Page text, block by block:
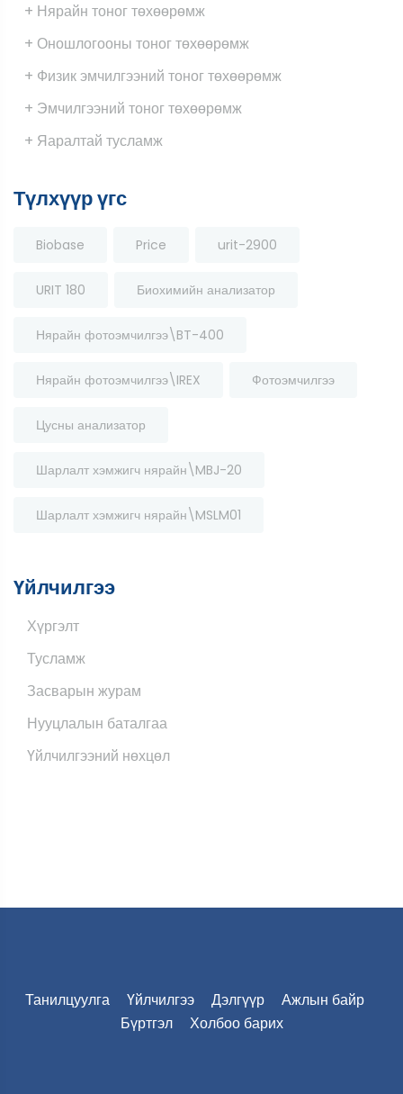
+ Нярайн тоног төхөөрөмж
+ Оношлогооны тоног төхөөрөмж
+ Физик эмчилгээний тоног төхөөрөмж
+ Эмчилгээний тоног төхөөрөмж
+ Яаралтай тусламж
Түлхүүр үгс
Biobase Price urit-2900
URIT 180 Биохимийн анализатор
Нярайн фотоэмчилгээ\BT-400
Нярайн фотоэмчилгээ\IREX Фотоэмчилгээ
Цусны анализатор
Шарлалт хэмжигч нярайн\MBJ-20
Шарлалт хэмжигч нярайн\MSLM01
Үйлчилгээ
Хүргэлт
Тусламж
Засварын журам
Нууцлалын баталгаа
Үйлчилгээний нөхцөл
Танилцуулга Үйлчилгээ Дэлгүүр
Ажлын байр
Бүртгэл
Холбоо барих